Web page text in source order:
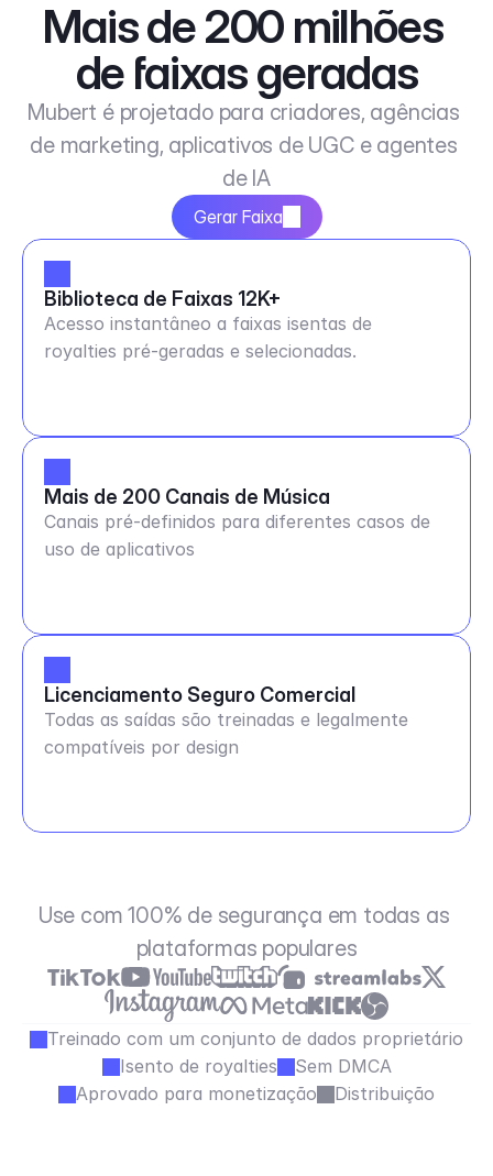
Mais de 200 milhões
de faixas geradas
Mubert é projetado para criadores, agências
de marketing, aplicativos de UGC e agentes
de IA
Gerar Faixa
Biblioteca de Faixas 12K+
Acesso instantâneo a faixas isentas de
royalties pré-geradas e selecionadas.
Mais de 200 Canais de Música
Canais pré-definidos para diferentes casos de
uso de aplicativos
Licenciamento Seguro Comercial
Todas as saídas são treinadas e legalmente
compatíveis por design
Use com 100% de segurança em todas as
plataformas populares
Treinado com um conjunto de dados proprietário
Isento de royalties
Sem DMCA
Aprovado para monetização
Distribuição